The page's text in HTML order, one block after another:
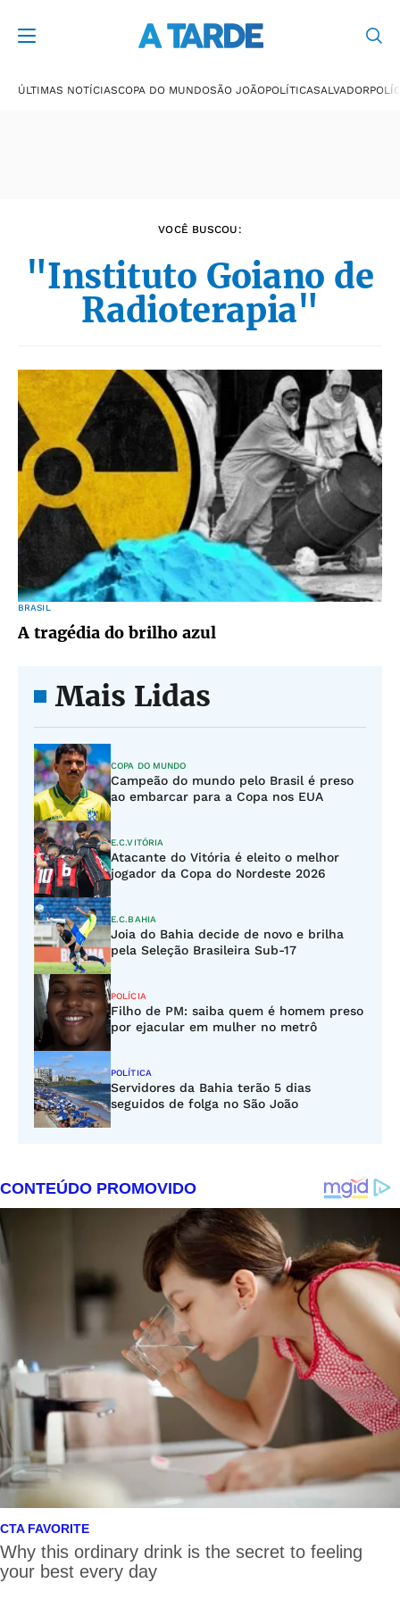
ÚLTIMAS NOTÍCIASCOPA DO MUNDOSÃO JOÃOPOLÍTICASALVADOR
VOCÊ BUSCOU:
"Instituto Goiano de
Radioterapia"
BRASIL
A tragédia do brilho azul
Mais Lidas
COPA DO MUNDO
Campeão do mundo pelo Brasil é preso
ao embarcar para a Copa nos EUA
E.C.VITÓRIA
Atacante do Vitória é eleito o melhor
jogador da Copa do Nordeste 2026
E.C.BAHIA
Joia do Bahia decide de novo e brilha
pela Seleção Brasileira Sub-17
POLÍCIA
Filho de PM: saiba quem é homem preso
por ejacular em mulher no metrô
POLÍTICA
Servidores da Bahia terão 5 dias
seguidos de folga no São João